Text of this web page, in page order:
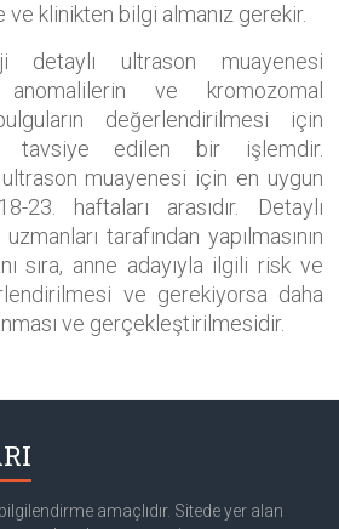
ve klinikten bilgi almanız gerekir.
detaylı ultrason muayenesi
ve kromozomal
değerlendirilmesi için
tavsiye edilen bir işlemdir.
ultrason muayenesi için en uygun
23. haftaları arasıdır. Detaylı
tarafından yapılmasının
sıra, anne adayıyla ilgili risk ve
ve gerekiyorsa daha
ve gerçekleştirilmesidir.
amaçlıdır. Sitede yer alan